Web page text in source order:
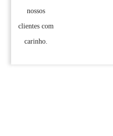
nossos
clientes com
carinho.